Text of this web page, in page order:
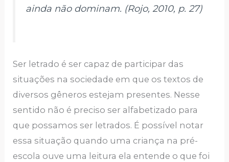
ainda não dominam. (Rojo, 2010, p. 27)
Ser letrado é ser capaz de participar das
situações na sociedade em que os textos de
diversos gêneros estejam presentes. Nesse
sentido não é preciso ser alfabetizado para
que possamos ser letrados. É possível notar
essa situação quando uma criança na pré-
escola ouve uma leitura ela entende o que foi